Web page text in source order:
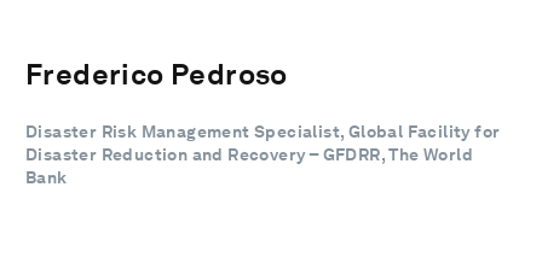
Frederico Pedroso
Disaster Risk Management Specialist, Global Facility for
Disaster Reduction and Recovery – GFDRR, The World
Bank